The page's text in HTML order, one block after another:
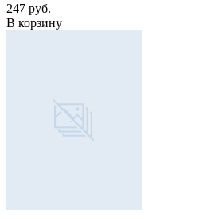
247 руб.
В корзину